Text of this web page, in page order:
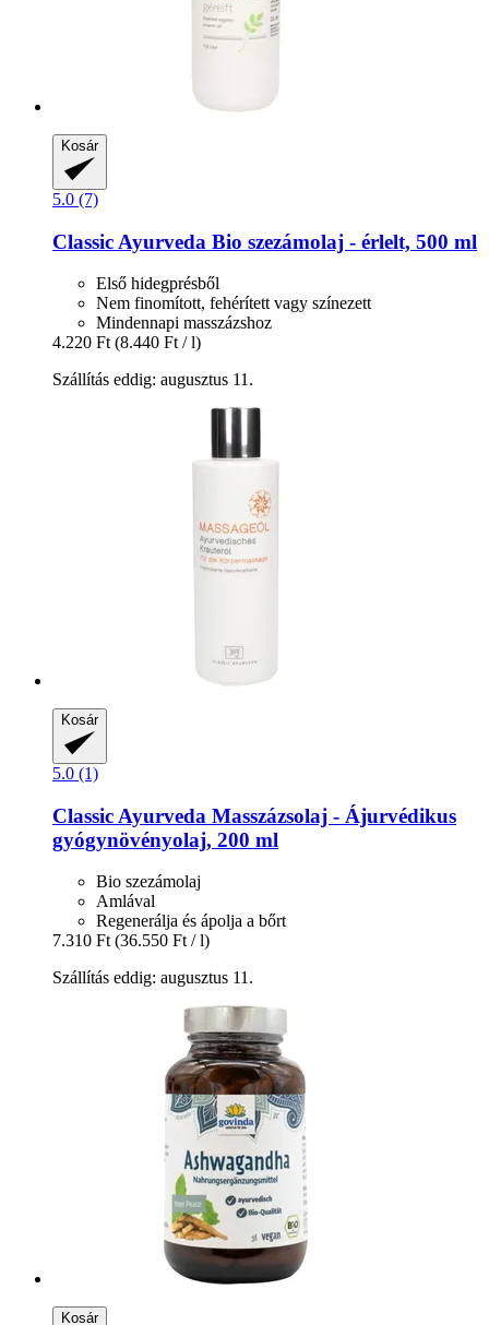
Kosár
5.0 (7)
Classic Ayurveda Bio szezámolaj -​ érlelt, 500 ml
Első hidegprésből
Nem finomított, fehérített vagy színezett
Mindennapi masszázshoz
4.220 Ft (8.440 Ft / l)
Szállítás eddig: augusztus 11.
Kosár
5.0 (1)
Classic Ayurveda Masszázsolaj -​ Ájurvédikus
gyógynövényolaj, 200 ml
Bio szezámolaj
Amlával
Regenerálja és ápolja a bőrt
7.310 Ft (36.550 Ft / l)
Szállítás eddig: augusztus 11.
Kosár